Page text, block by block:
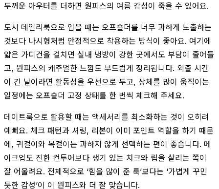
두꺼운 아우터를 더하면 원피스의 여름 감성이 죽을 수 있어요.
도시 데일리룩으로 입을 때는 오프숄더를 너무 과하게 노출하는
것보다 나시형처럼 안정적으로 착용하는 방식이 좋아요. 여기에
얇은 가디건을 걸치면 실내 냉방이 강한 곳에서도 부담이 줄어들
고, 원피스의 캐주얼한 느낌도 부드럽게 정리됩니다. 외출 시간
이 긴 날이라면 활동성을 우선으로 두고, 상체를 많이 움직이는
일정에는 오프숄더 고정 상태를 한 번씩 체크해 주세요.
데이트룩으로 활용할 때는 액세서리를 최소화하는 것이 오히려
예뻐요. 체크 패턴과 셔링, 리본이 이미 포인트 역할을 하기 때문
에, 귀걸이와 목걸이는 과하지 않게 선택하는 편이 좋습니다. 메
이크업도 진한 컨투어보다 생기 있는 치크와 립을 살리는 쪽이
잘 어울려요. 전체적으로 ‘힘을 많이 준 룩’보다는 ‘가볍게 꾸민
듯한 감성’이 이 원피스와 더 잘 맞습니다.